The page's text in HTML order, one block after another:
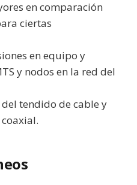
en comparación
ciertas
en equipo y
y nodos en la red del
tendido de cable y